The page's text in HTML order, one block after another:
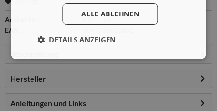
Artikel-Nr.:
EAN:
Beschreibung
Hersteller
Anleitungen und Links
ALLE ABLEHNEN
DETAILS ANZEIGEN